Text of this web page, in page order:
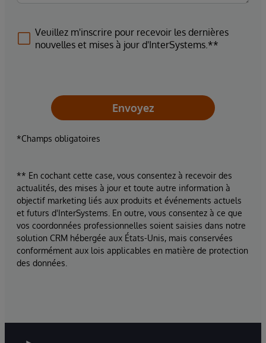
Veuillez m'inscrire pour recevoir les dernières
nouvelles et mises à jour d'InterSystems.**
Envoyez
*Champs obligatoires
** En cochant cette case, vous consentez à recevoir des
actualités, des mises à jour et toute autre information à
objectif marketing liés aux produits et événements actuels
et futurs d'InterSystems. En outre, vous consentez à ce que
vos coordonnées professionnelles soient saisies dans notre
solution CRM hébergée aux États-Unis, mais conservées
conformément aux lois applicables en matière de protection
des données.